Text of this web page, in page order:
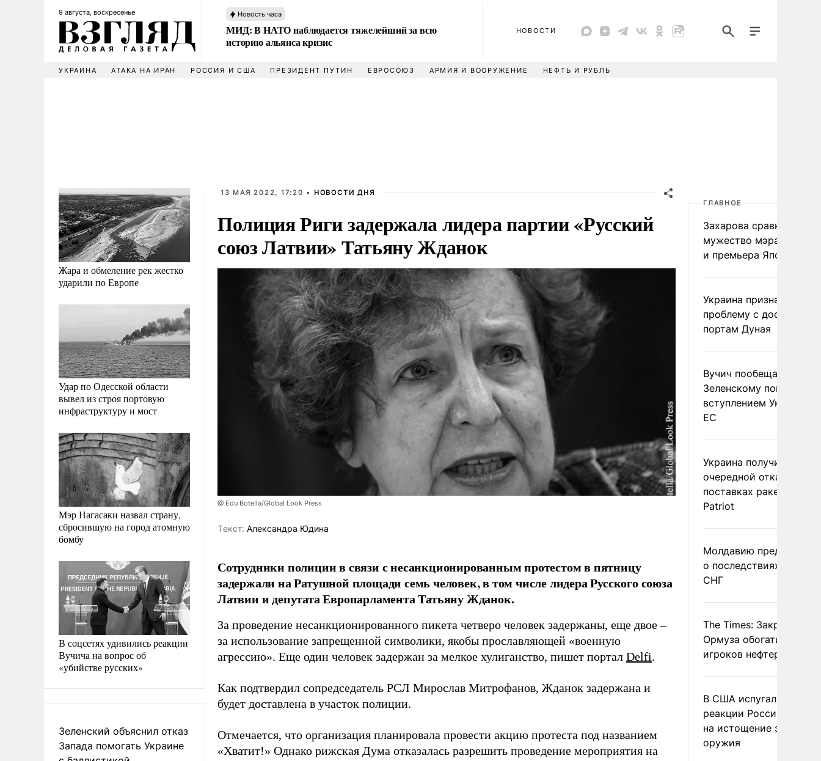
9 августа, воскресенье Новость часа
МИД: В НАТО наблюдается тяжелейший за всю
историю альянса кризис
НОВОСТИ
УКРАИНА АТАКА НА ИРАН РОССИЯ И США ПРЕЗИДЕНТ ПУТИН ЕВРОСОЮЗ АРМИЯ И ВООРУЖЕНИЕ НЕФТЬ И РУБЛЬ
Жара и обмеление рек жестко
ударили по Европе
Удар по Одесской области
вывел из строя портовую
инфраструктуру и мост
Мэр Нагасаки назвал страну,
сбросившую на город атомную
бомбу
В соцсетях удивились реакции
Вучича на вопрос об
«убийстве русских»
Зеленский объяснил отказ
Запада помогать Украине
13 МАЯ 2022, 17:20 • НОВОСТИ ДНЯ
Полиция Риги задержала лидера партии «Русский
союз Латвии» Татьяну Жданок
@ Edu Botella/Global Look Press
Tекст: Александра Юдина
Сотрудники полиции в связи с несанкционированным протестом в пятницу
задержали на Ратушной площади семь человек, в том числе лидера Русского союза
Латвии и депутата Европарламента Татьяну Жданок.
За проведение несанкционированного пикета четверо человек задержаны, еще двое –
за использование запрещенной символики, якобы прославляющей «военную
агрессию». Еще один человек задержан за мелкое хулиганство, пишет портал Delfi.
Как подтвердил сопредседатель РСЛ Мирослав Митрофанов, Жданок задержана и
будет доставлена в участок полиции.
Отмечается, что организация планировала провести акцию протеста под названием
«Хватит!» Однако рижская Дума отказалась разрешить проведение мероприятия на
ГЛАВНОЕ
Захарова сравнила
мужество мэра
и премьера Японии
Украина признала
проблему с доступом к
портам Дуная
Вучич пообещал
Зеленскому помочь со
вступлением Украины в
ЕС
Украина получила
очередной отказ в
поставках ракет для
Patriot
Молдавию
о последствиях выхода
СНГ
The Times: Закрытие
Ормуза обогатило
игроков нефтерынка
В США испугались
реакции России и
на истощение запасов
оружия